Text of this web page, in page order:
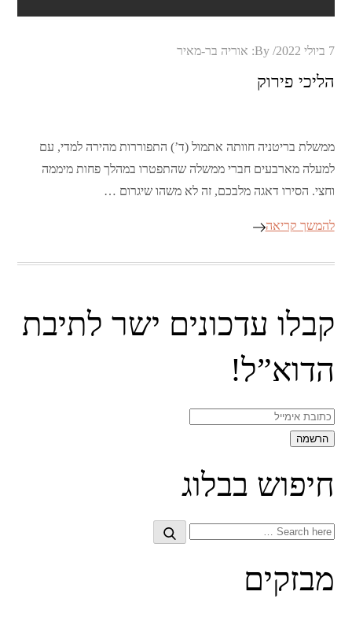
Posted
7 ביולי 2022 By: אוריה בר-מאיר
הליכי פירוק
ממשלת בריטניה חוותה אתמול (ד’) התפוררות מהירה למדי, עם
למעלה מארבעים חברי ממשלה שהתפטרו במהלך פחות מיממה
וחצי. הסירו דאגה מלבכם, זה לא משהו שיגרום …
להמשך קריאה
קבלו עדכונים ישר לתיבת
הדוא”ל!
חיפוש בבלוג
Search
Search
מבזקים